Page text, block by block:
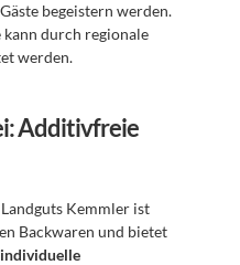
begeistern werden.
durch regionale
werden.
Additivfreie
Kemmler ist
Backwaren und bietet
individuelle